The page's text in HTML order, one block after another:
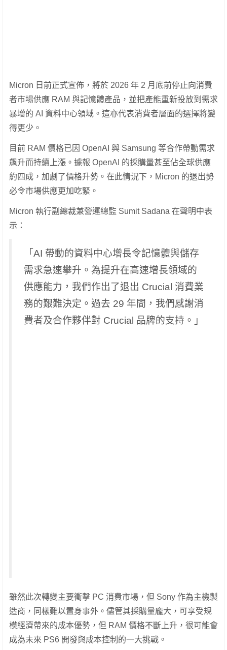
Micron 日前正式宣佈，將於 2026 年 2 月底前停止向消費
者市場供應 RAM 與記憶體產品，並把產能重新投放到需求
暴增的 AI 資料中心領域。這亦代表消費者層面的選擇將變
得更少。
目前 RAM 價格已因 OpenAI 與 Samsung 等合作帶動需求
飆升而持續上漲。據報 OpenAI 的採購量甚至佔全球供應
約四成，加劇了價格升勢。在此情況下，Micron 的退出勢
必令市場供應更加吃緊。
Micron 執行副總裁兼營運總監 Sumit Sadana 在聲明中表
示：
「AI 帶動的資料中心增長令記憶體與儲存
需求急速攀升。為提升在高速增長領域的
供應能力，我們作出了退出 Crucial 消費業
務的艱難決定。過去 29 年間，我們感謝消
費者及合作夥伴對 Crucial 品牌的支持。」
雖然此次轉變主要衝擊 PC 消費市場，但 Sony 作為主機製
造商，同樣難以置身事外。儘管其採購量龐大，可享受規
模經濟帶來的成本優勢，但 RAM 價格不斷上升，很可能會
成為未來 PS6 開發與成本控制的一大挑戰。